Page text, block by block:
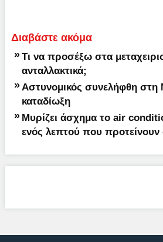
Διαβάστε ακόμα
» Τι να προσέξω στα
ανταλλακτικά;
» Αστυνομικός συνελήφθη
καταδίωξη
» Μυρίζει άσχημα το air
ενός λεπτού που προτείνουν